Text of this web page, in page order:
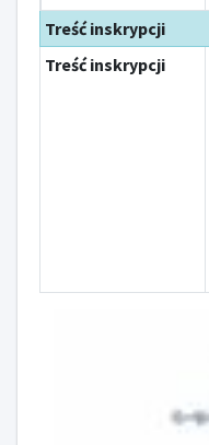
Treść inskrypcji
Treść inskrypcji